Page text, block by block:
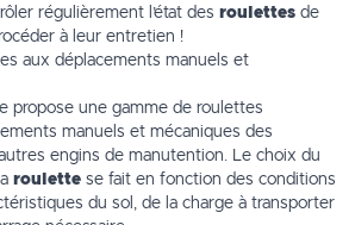
régulièrement l’état des roulettes de
à leur entretien !
aux déplacements manuels et
propose une gamme de roulettes
manuels et mécaniques des
engins de manutention. Le choix du
roulette se fait en fonction des conditions
du sol, de la charge à transporter